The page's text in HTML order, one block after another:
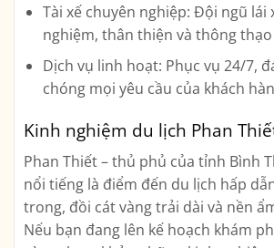
Tài xế chuyên nghiệp: Đội ngũ lái
nghiệm, thân thiện và thông
Dịch vụ linh hoạt: Phục vụ 24/7,
chóng mọi yêu cầu của khách
Kinh nghiệm du lịch Phan
Phan Thiết – thủ phủ của tỉnh Bình
nổi tiếng là điểm đến du lịch hấp
trong, đồi cát vàng trải dài và nền
Nếu bạn đang lên kế hoạch khám